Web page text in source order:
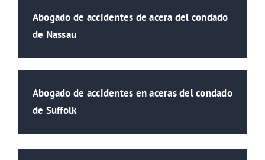
Abogado de accidentes de acera del condado
de Nassau
Abogado de accidentes en aceras del condado
de Suffolk